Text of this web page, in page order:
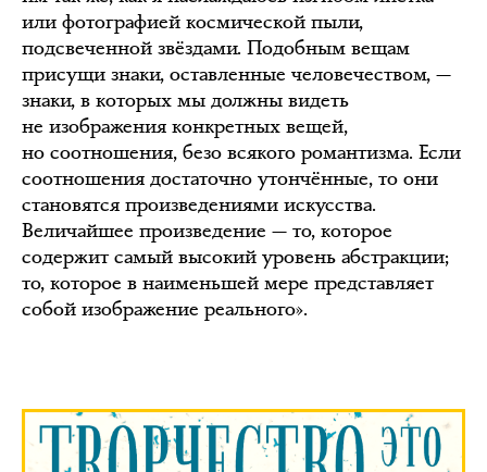
или фотографией космической пыли,
подсвеченной звёздами. Подобным вещам
присущи знаки, оставленные человечеством, —
знаки, в которых мы должны видеть
не изображения конкретных вещей,
но соотношения, безо всякого романтизма. Если
соотношения достаточно утончённые, то они
становятся произведениями искусства.
Величайшее произведение — то, которое
содержит самый высокий уровень абстракции;
то, которое в наименьшей мере представляет
собой изображение реального».